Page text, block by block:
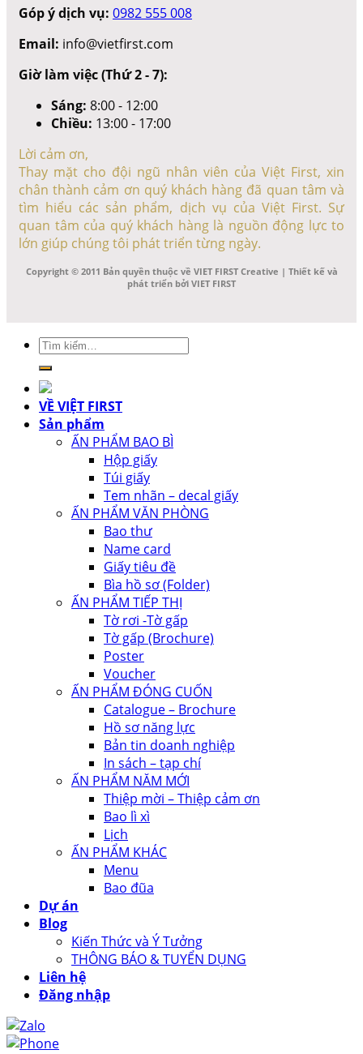
Góp ý dịch vụ: 0982 555 008
Email: info@vietfirst.com
Giờ làm việc (Thứ 2 - 7):
Sáng: 8:00 - 12:00
Chiều: 13:00 - 17:00
Lời cảm ơn,
Thay mặt cho đội ngũ nhân viên của Việt First, xin
chân thành cảm ơn quý khách hàng đã quan tâm và
tìm hiểu các sản phẩm, dịch vụ của Việt First. Sự
quan tâm của quý khách hàng là nguồn động lực to
lớn giúp chúng tôi phát triển từng ngày.
Copyright © 2011 Bản quyền thuộc về VIET FIRST Creative | Thiết kế và
phát triển bởi VIET FIRST
Tìm
kiếm:
VỀ VIỆT FIRST
Sản phẩm
ẤN PHẨM BAO BÌ
Hộp giấy
Túi giấy
Tem nhãn – decal giấy
ẤN PHẨM VĂN PHÒNG
Bao thư
Name card
Giấy tiêu đề
Bìa hồ sơ (Folder)
ẤN PHẨM TIẾP THỊ
Tờ rơi -Tờ gấp
Tờ gấp (Brochure)
Poster
Voucher
ẤN PHẨM ĐÓNG CUỐN
Catalogue – Brochure
Hồ sơ năng lực
Bản tin doanh nghiệp
In sách – tạp chí
ẤN PHẨM NĂM MỚI
Thiệp mời – Thiệp cảm ơn
Bao lì xì
Lịch
ẤN PHẨM KHÁC
Menu
Bao đũa
Dự án
Blog
Kiến Thức và Ý Tưởng
THÔNG BÁO & TUYỂN DỤNG
Liên hệ
Đăng nhập